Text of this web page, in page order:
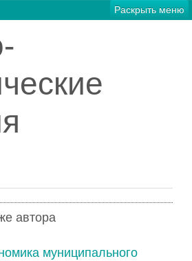
Раскрыть меню
автора
муниципального